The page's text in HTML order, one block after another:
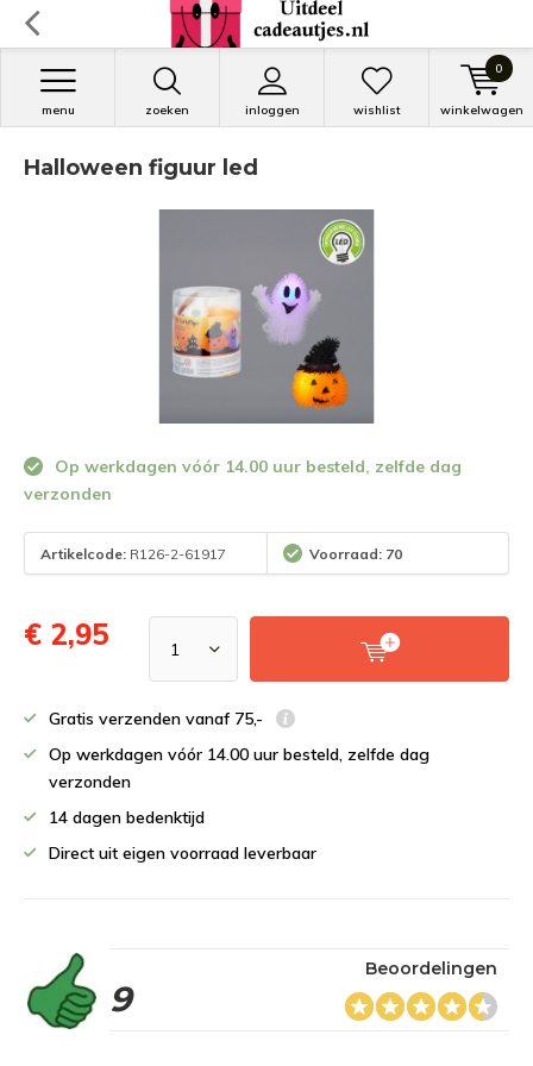
zoeken inloggen
menu wishlist winkelwagen
0
Halloween figuur led
Op werkdagen vóór 14.00 uur besteld, zelfde dag
verzonden
Artikelcode: R126-2-61917 Voorraad: 70
€ 2,95
Gratis verzenden vanaf 75,-
Op werkdagen vóór 14.00 uur besteld, zelfde dag
verzonden
14 dagen bedenktijd
Direct uit eigen voorraad leverbaar
9
Beoordelingen